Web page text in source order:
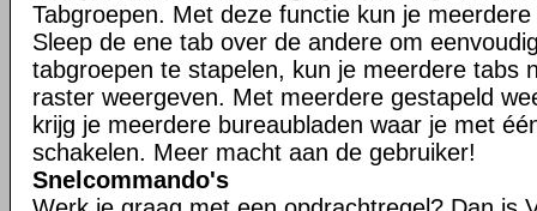
Tabgroepen. Met deze functie kun je
Sleep de ene tab over de andere om
tabgroepen te stapelen, kun je meerdere tabs
raster weergeven. Met meerdere gestapeld
krijg je meerdere bureaubladen waar je met
schakelen. Meer macht aan de gebruiker!
Snelcommando's